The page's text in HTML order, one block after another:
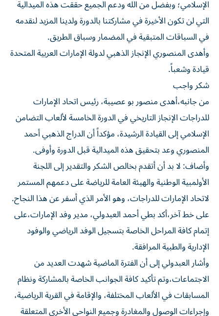
الإسلامي؛ وبفضل من الله ودعم الجميع حققت هذه الميدالية
التي لن تكون الأخيرة في مشاركتنا بالدورة ولدينا المزيد لنقدمه
في السباقات المتبقية في المضمار وسباق الطريق.
وأهدى المنصوري الإنجاز الذهبي لدولة الإمارات العربية المتحدة
قيادة وشعباً.
شكر واجب
من جانبه،أهدى منصور بو عصيبة، رئيس اتحاد الإمارات
للدراجات الإنجاز التاريخي في الدورة الخامسة لألعاب التضامن
الإسلامي إلى القيادة الرشيدة، مؤكداً أن الدراج الذهبي أحمد
المنصوري وعد بتحقيق هذه الميدالية قبل الدورة وأوفى.
وأضاف: لا بد أن أتقدم بخالص الشكر والتقدير إلى اللجنة
الأولمبية الوطنية والهيئة العامة للرياضة على دعمهم المستمر
لاتحاد الإمارات للدراجات، وهو الأمر الذي أسفر عن هذا النجاح.
على خط آخر،أكد بطي أحمد العبدولي، مدير وفد الإمارات،على
إتمام كافة المراحل الخاصة بتسجيل الوفد الرياضي والوفود
الإدارية والطبية المرافقة.
وأشار العبدولي إلى أن الفترة الماضية شهدت العديد من
الاجتماعات،وتم تأكيد كافة الجوانب الخاصة بالمشاركة ونظام
المسابقات في الألعاب المختلفة، والإقامة في القرية الرياضية،
وإجراءات الوصول والمغادرة وجميع النواحي الأخرى المتعلقة